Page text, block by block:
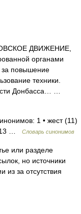
ДВИЖЕНИЕ,
органами
за повышение
техники.
Донбасса… …
1 • жест (11)
…
Словарь синонимов
или разделе
но источники
из за отсутствия